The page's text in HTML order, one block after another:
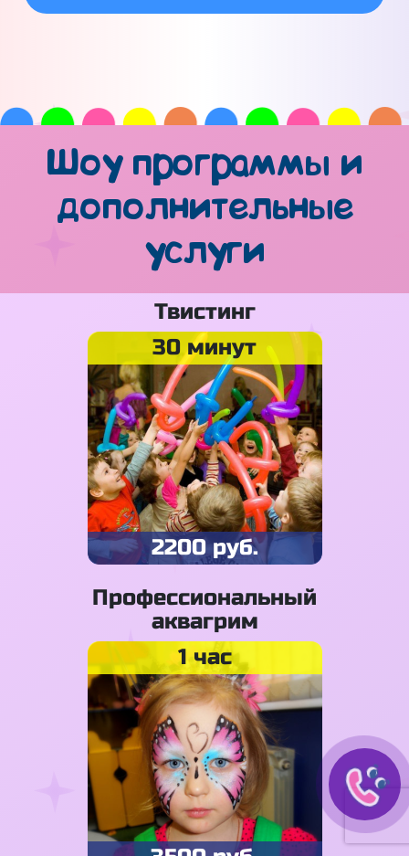
Шоу программы и
дополнительные
услуги
Твистинг
30 минут
2200 руб.
Профессиональный
аквагрим
1 час